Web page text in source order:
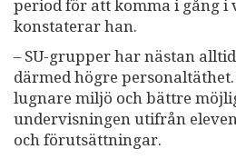
period för att komma i gång i
konstaterar han.
– SU-grupper har nästan
därmed högre
lugnare miljö och bättre
undervisningen utifrån
och förutsättningar.